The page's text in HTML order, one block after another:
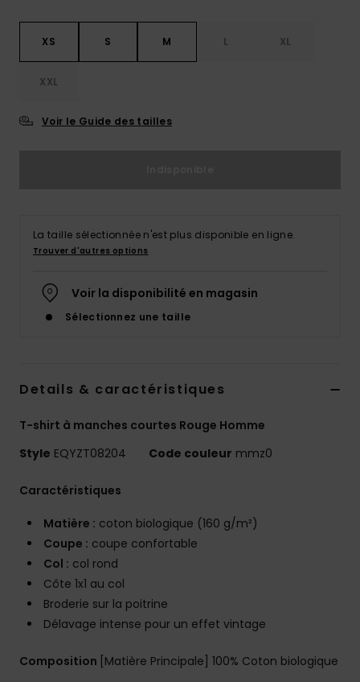
XS S M L XL
XXL
Voir le Guide des tailles
La taille sélectionnée n'est plus disponible en ligne.
Trouver d'autres options
Voir la disponibilité en magasin
Sélectionnez une taille
Details & caractéristiques
T-shirt à manches courtes Rouge Homme
Style EQYZT08204 Code couleur mmz0
Caractéristiques
Matière : coton biologique (160 g/m²)
Coupe : coupe confortable
Col : col rond
Côte 1x1 au col
Broderie sur la poitrine
Délavage intense pour un effet vintage
Composition [Matière Principale] 100% Coton biologique